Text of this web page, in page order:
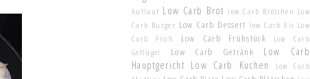
Auflauf Low Carb Brot low Carb Brötchen Low
Carb Burger Low Carb Dessert low Carb Eis Low
Carb Fisch
Low Carb Frühstück
Low Carb
Geflügel
Low Carb Getränk
Low Carb
Hauptgericht Low Carb Kuchen
Low Carb